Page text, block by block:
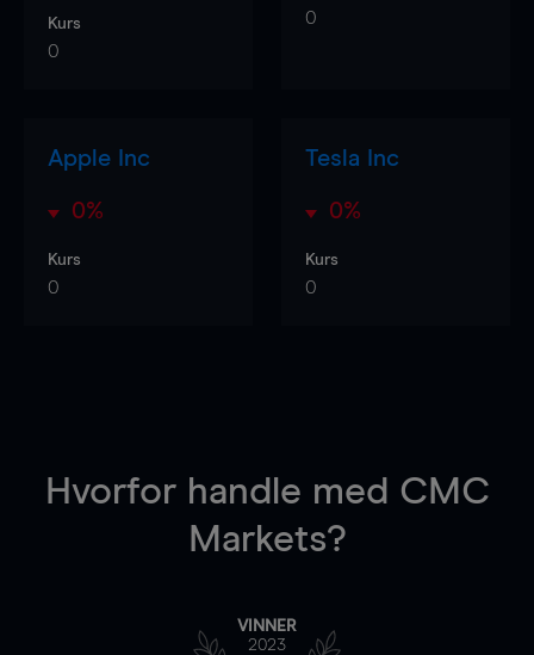
Kurs
0
0
Apple Inc
0%
Kurs
0
Tesla Inc
0%
Kurs
0
Hvorfor handle med CMC
Markets?
VINNER
2023